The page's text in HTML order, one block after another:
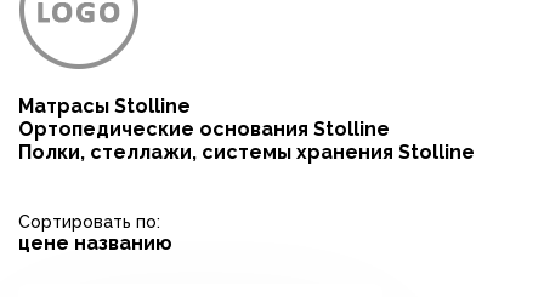
Матрасы Stolline
Ортопедические основания Stolline
Полки, стеллажи, системы хранения Stolline
Сортировать по:
цене названию